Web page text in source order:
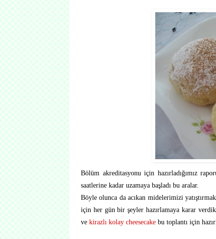
Bölüm akreditasyonu için hazırladığımız
saatlerine kadar uzamaya başladı bu aralar.
Böyle olunca da acıkan midelerimizi
için her gün bir şeyler hazırlamaya karar
ve kirazlı kolay cheesecake bu toplantı için